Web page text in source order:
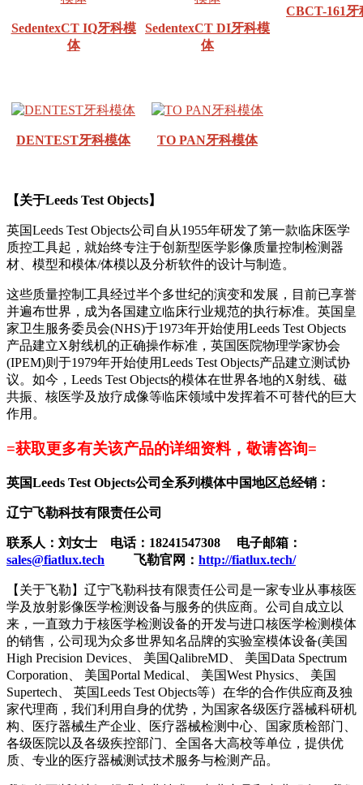
SedentexCT IQ牙科模
体
SedentexCT DI牙科模
体
CBCT-161牙
DENTEST牙科模体 TO PAN牙科模体
【关于Leeds Test Objects】
英国Leeds Test Objects公司自从1955年研发了第一款临床医学
质控工具起，就始终专注于创新型医学影像质量控制检测器
材、模型和模体/体模以及分析软件的设计与制造。
这些质量控制工具经过半个多世纪的演变和发展，目前已享誉
并遍布世界，成为各国建立临床行业规范的执行标准。英国皇
家卫生服务委员会(NHS)于1973年开始使用Leeds Test Objects
产品建立X射线机的正确操作标准，英国医院物理学家协会
(IPEM)则于1979年开始使用Leeds Test Objects产品建立测试协
议。如今，Leeds Test Objects的模体在世界各地的X射线、磁
共振、核医学及放疗成像等临床领域中发挥着不可替代的巨大
作用。
=获取更多有关该产品的详细资料，敬请咨询=
英国Leeds Test Objects公司全系列模体中国地区总经销：
辽宁飞勒科技有限责任公司
联系人：刘女士 电话：18241547308
电子邮箱：
sales@fiatlux.tech
飞勒官网： http://fiatlux.tech/
【关于飞勒】辽宁飞勒科技有限责任公司是一家专业从事核医
学及放射影像医学检测设备与服务的供应商。公司自成立以
来，一直致力于核医学检测设备的开发与进口核医学检测模体
的销售，公司现为众多世界知名品牌的实验室模体设备(美国
High Precision Devices、 美国QalibreMD、 美国Data Spectrum
Corporation、 美国Portal Medical、 美国West Physics、 美国
Supertech、 英国Leeds Test Objects等）在华的合作供应商及独
家代理商，我们利用自身的优势，为国家各级医疗器械科研机
构、医疗器械生产企业、医疗器械检测中心、国家质检部门、
各级医院以及各级疾控部门、全国各大高校等单位，提供优
质、专业的医疗器械测试技术服务与检测产品。